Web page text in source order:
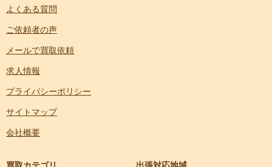
よくある質問
ご依頼者の声
メールで買取依頼
求人情報
プライバシーポリシー
サイトマップ
会社概要